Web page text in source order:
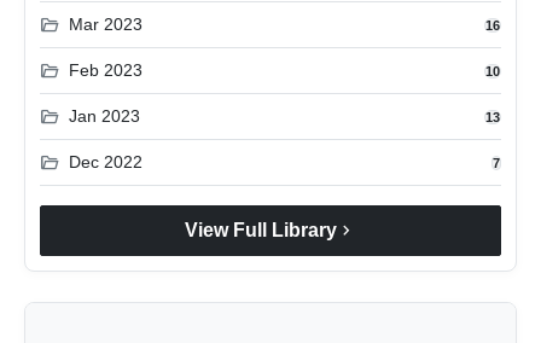
folder_open Mar 2023 16
folder_open Feb 2023 10
folder_open Jan 2023 13
folder_open Dec 2022 7
View Full Library chevron_right